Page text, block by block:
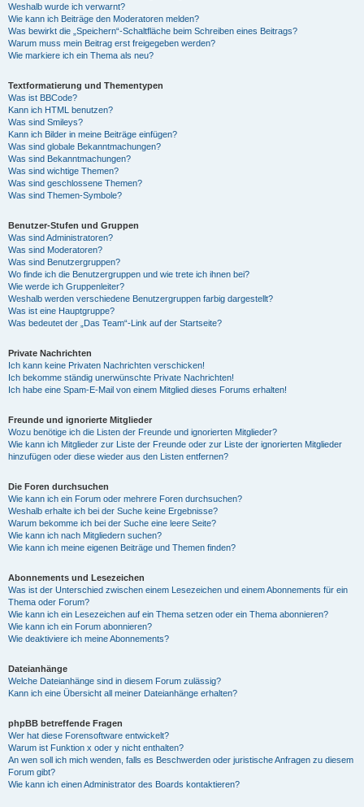
Weshalb wurde ich verwarnt?
Wie kann ich Beiträge den Moderatoren melden?
Was bewirkt die „Speichern“-Schaltfläche beim Schreiben eines Beitrags?
Warum muss mein Beitrag erst freigegeben werden?
Wie markiere ich ein Thema als neu?
Textformatierung und Thementypen
Was ist BBCode?
Kann ich HTML benutzen?
Was sind Smileys?
Kann ich Bilder in meine Beiträge einfügen?
Was sind globale Bekanntmachungen?
Was sind Bekanntmachungen?
Was sind wichtige Themen?
Was sind geschlossene Themen?
Was sind Themen-Symbole?
Benutzer-Stufen und Gruppen
Was sind Administratoren?
Was sind Moderatoren?
Was sind Benutzergruppen?
Wo finde ich die Benutzergruppen und wie trete ich ihnen bei?
Wie werde ich Gruppenleiter?
Weshalb werden verschiedene Benutzergruppen farbig dargestellt?
Was ist eine Hauptgruppe?
Was bedeutet der „Das Team“-Link auf der Startseite?
Private Nachrichten
Ich kann keine Privaten Nachrichten verschicken!
Ich bekomme ständig unerwünschte Private Nachrichten!
Ich habe eine Spam-E-Mail von einem Mitglied dieses Forums erhalten!
Freunde und ignorierte Mitglieder
Wozu benötige ich die Listen der Freunde und ignorierten Mitglieder?
Wie kann ich Mitglieder zur Liste der Freunde oder zur Liste der ignorierten Mitglieder
hinzufügen oder diese wieder aus den Listen entfernen?
Die Foren durchsuchen
Wie kann ich ein Forum oder mehrere Foren durchsuchen?
Weshalb erhalte ich bei der Suche keine Ergebnisse?
Warum bekomme ich bei der Suche eine leere Seite?
Wie kann ich nach Mitgliedern suchen?
Wie kann ich meine eigenen Beiträge und Themen finden?
Abonnements und Lesezeichen
Was ist der Unterschied zwischen einem Lesezeichen und einem Abonnements für ein
Thema oder Forum?
Wie kann ich ein Lesezeichen auf ein Thema setzen oder ein Thema abonnieren?
Wie kann ich ein Forum abonnieren?
Wie deaktiviere ich meine Abonnements?
Dateianhänge
Welche Dateianhänge sind in diesem Forum zulässig?
Kann ich eine Übersicht all meiner Dateianhänge erhalten?
phpBB betreffende Fragen
Wer hat diese Forensoftware entwickelt?
Warum ist Funktion x oder y nicht enthalten?
An wen soll ich mich wenden, falls es Beschwerden oder juristische Anfragen zu diesem
Forum gibt?
Wie kann ich einen Administrator des Boards kontaktieren?